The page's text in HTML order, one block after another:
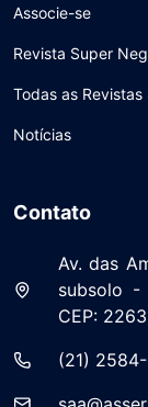
Associe-se
Revista Super
Todas as
Notícias
Contato
Av. das
subsolo -
CEP:
(21)